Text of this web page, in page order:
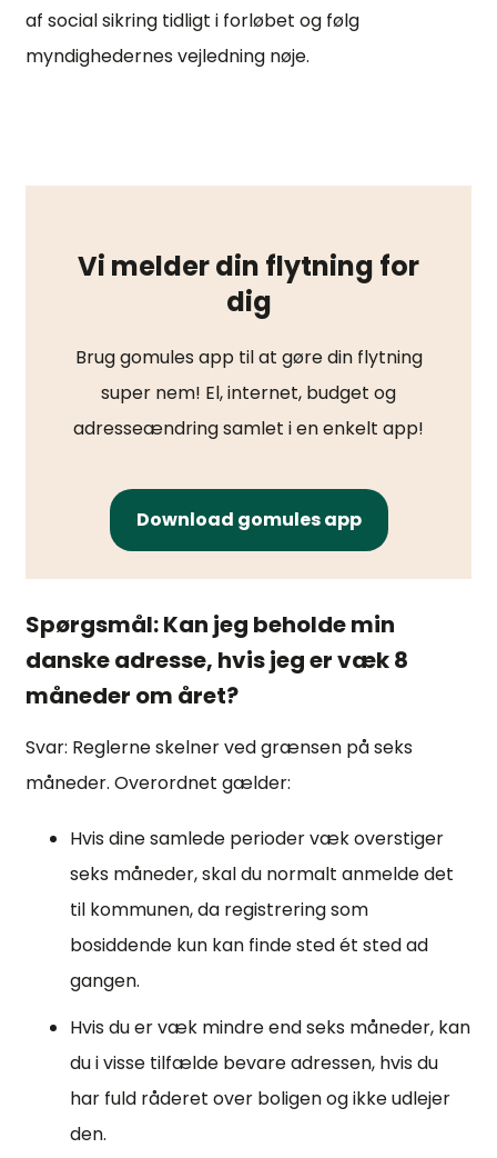
af social sikring tidligt i forløbet og følg
myndighedernes vejledning nøje.
Vi melder din flytning for
dig
Brug gomules app til at gøre din flytning
super nem! El, internet, budget og
adresseændring samlet i en enkelt app!
Download gomules app
Spørgsmål: Kan jeg beholde min
danske adresse, hvis jeg er væk 8
måneder om året?
Svar: Reglerne skelner ved grænsen på seks
måneder. Overordnet gælder:
Hvis dine samlede perioder væk overstiger
seks måneder, skal du normalt anmelde det
til kommunen, da registrering som
bosiddende kun kan finde sted ét sted ad
gangen.
Hvis du er væk mindre end seks måneder, kan
du i visse tilfælde bevare adressen, hvis du
har fuld råderet over boligen og ikke udlejer
den.